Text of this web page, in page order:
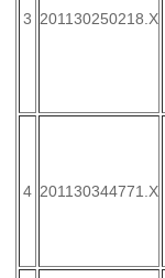
3 201130250218.X
4 201130344771.X